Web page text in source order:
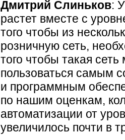
Дмитрий Слиньков:
растет вместе с
того чтобы из
розничную сеть,
того чтобы такая
пользоваться самым
и программным
по нашим оценкам,
автоматизации от
увеличилось почти в